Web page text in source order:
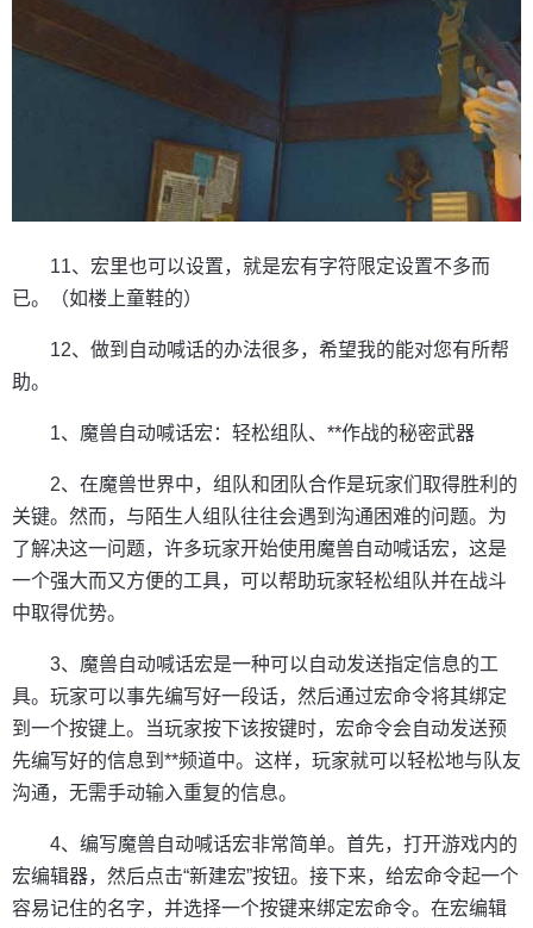
11、宏里也可以设置，就是宏有字符限定设置不多而
已。（如楼上童鞋的）
12、做到自动喊话的办法很多，希望我的能对您有所帮
助。
1、魔兽自动喊话宏：轻松组队、**作战的秘密武器
2、在魔兽世界中，组队和团队合作是玩家们取得胜利的
关键。然而，与陌生人组队往往会遇到沟通困难的问题。为
了解决这一问题，许多玩家开始使用魔兽自动喊话宏，这是
一个强大而又方便的工具，可以帮助玩家轻松组队并在战斗
中取得优势。
3、魔兽自动喊话宏是一种可以自动发送指定信息的工
具。玩家可以事先编写好一段话，然后通过宏命令将其绑定
到一个按键上。当玩家按下该按键时，宏命令会自动发送预
先编写好的信息到**频道中。这样，玩家就可以轻松地与队友
沟通，无需手动输入重复的信息。
4、编写魔兽自动喊话宏非常简单。首先，打开游戏内的
宏编辑器，然后点击“新建宏”按钮。接下来，给宏命令起一个
容易记住的名字，并选择一个按键来绑定宏命令。在宏编辑